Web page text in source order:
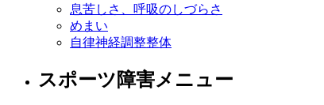
息苦しさ、呼吸のしづらさ
めまい
自律神経調整整体
スポーツ障害メニュー